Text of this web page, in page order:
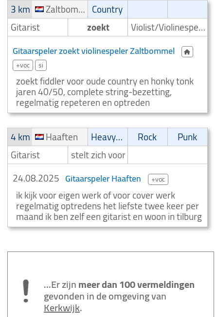
3 km
Zaltbommel
Country
Gitarist
zoekt Violist/Violinespeler
Gitaarspeler zoekt violinespeler Zaltbommel
+voc si
zoekt fiddler voor oude country en honky tonk
jaren 40/50, complete string-bezetting,
regelmatig repeteren en optreden
4 km
Haaften Heavy-metal Rock
Punk
Gitarist
stelt zich voor
24.08.2025 Gitaarspeler Haaften +voc
ik kijk voor eigen werk of voor cover werk
regelmatig optredens het liefste twee keer per
maand ik ben zelf een gitarist en woon in tilburg
...Er zijnmeer dan 100 vermeldingen
gevonden in de omgeving van
Kerkwijk.